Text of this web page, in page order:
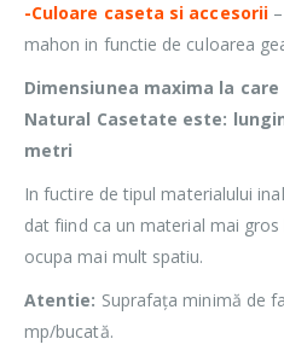
-Culoare caseta si accesorii–
mahon in functie de culoarea
Dimensiunea maxima la
Natural Casetate este:
metri
In fuctire de tipul materialului
dat fiind ca un material mai
ocupa mai mult spatiu.
Atentie: Suprafața minimă de
mp/bucată.